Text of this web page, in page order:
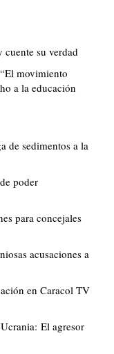
cuente su verdad
movimiento
a la educación
de sedimentos a la
poder
para concejales
acusaciones a
en Caracol TV
El agresor